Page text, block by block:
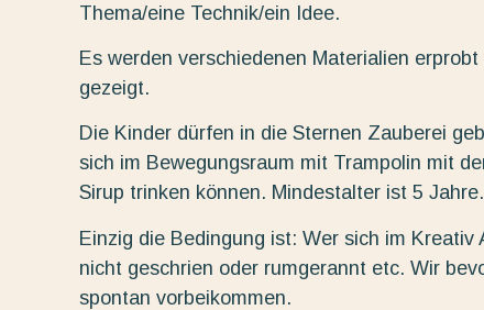
Thema/eine Technik/ein Idee.
Es werden verschiedenen Materialien
gezeigt.
Die Kinder dürfen in die Sternen Zauberei
sich im Bewegungsraum mit Trampolin mit
Sirup trinken können. Mindestalter ist 5
Einzig die Bedingung ist: Wer sich im
nicht geschrien oder rumgerannt etc. Wir
spontan vorbeikommen.